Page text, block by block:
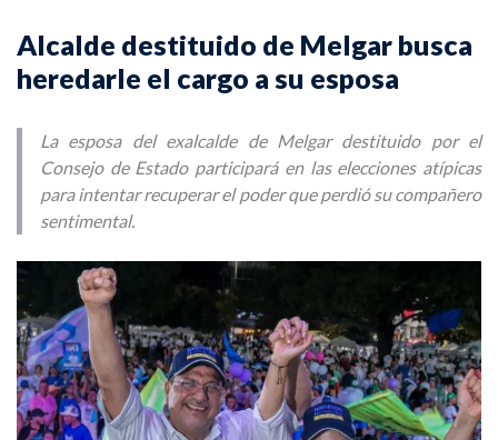
Alcalde destituido de Melgar busca
heredarle el cargo a su esposa
La esposa del exalcalde de Melgar destituido por el
Consejo de Estado participará en las elecciones atípicas
para intentar recuperar el poder que perdió su compañero
sentimental.